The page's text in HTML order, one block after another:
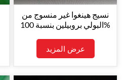
نسيج هينغوا غير منسوج من
البولي بروبيلين بنسبة 100%
عرض المزيد